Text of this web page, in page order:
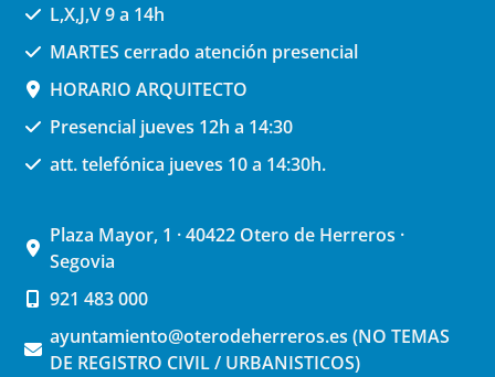
L,X,J,V 9 a 14h
MARTES cerrado atención presencial
HORARIO ARQUITECTO
Presencial jueves 12h a 14:30
att. telefónica jueves 10 a 14:30h.
Plaza Mayor, 1 · 40422 Otero de Herreros ·
Segovia
921 483 000
ayuntamiento@oterodeherreros.es (NO TEMAS
DE REGISTRO CIVIL / URBANISTICOS)